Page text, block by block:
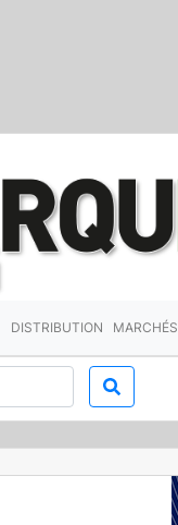
DISTRIBUTION MARCHÉS